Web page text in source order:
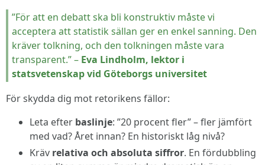
”För att en debatt ska bli konstruktiv måste vi
acceptera att statistik sällan ger en enkel sanning. Den
kräver tolkning, och den tolkningen måste vara
transparent.” – Eva Lindholm, lektor i
statsvetenskap vid Göteborgs universitet
För skydda dig mot retorikens fällor:
Leta efter baslinje: ”20 procent fler” – fler jämfört
med vad? Året innan? En historiskt låg nivå?
Kräv relativa och absoluta siffror. En fördubbling